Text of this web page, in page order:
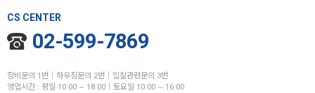
CS CENTER
02-599-7869
장비문의 1번│하우징문의 2번│입찰관련문의 3번
영업시간 : 평일 10:00 ~ 18:00│토요일 10:00 ~ 16:00